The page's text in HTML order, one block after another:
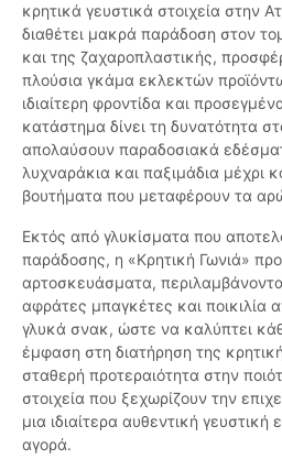
κρητικά γευστικά στοιχεία στην
διαθέτει μακρά παράδοση στον
και της ζαχαροπλαστικής,
πλούσια γκάμα εκλεκτών
ιδιαίτερη φροντίδα και
κατάστημα δίνει τη δυνατότητα
απολαύσουν παραδοσιακά
λυχναράκια και παξιμάδια μέχρι
βουτήματα που μεταφέρουν τα
Εκτός από γλυκίσματα που
παράδοσης, η «Κρητική Γωνιά»
αρτοσκευάσματα,
αφράτες μπαγκέτες και ποικιλία
γλυκά σνακ, ώστε να καλύπτει
έμφαση στη διατήρηση της
σταθερή προτεραιότητα στην
στοιχεία που ξεχωρίζουν την
μια ιδιαίτερα αυθεντική γευστική
αγορά.